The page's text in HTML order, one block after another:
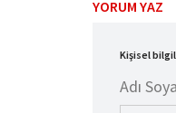
YORUM YAZ
Kişisel
Adı